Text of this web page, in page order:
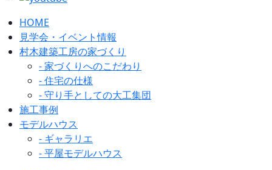
HOME
見学会・イベント情報
村木建築工房の家づくり
- 家づくりへのこだわり
- 住宅の仕様
- 守り手としての大工集団
施工事例
モデルハウス
- ギャラリエ
- 平屋モデルハウス